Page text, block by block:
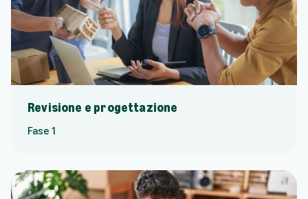
Revisione e progettazione
Fase 1